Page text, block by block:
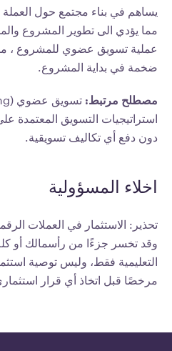
يساهم في بناء مجتمع حول العملة
مما يؤدي الى تطوير المشروع
عملية تسويق عضوي للمشروع ،
ضخمة في بداية المشروع.
مصطلح مرتبط:
استراتيجيات التسويق المعتمدة
دون دفع أي تكاليف تسويقية.
اخلاء المسؤولية
تحذير: الاستثمار في العملات
وقد تخسر جزءًا من رأسمالك أو
التعليمية فقط، وليس توصية
مرخصًا قبل اتخاذ أي قرار